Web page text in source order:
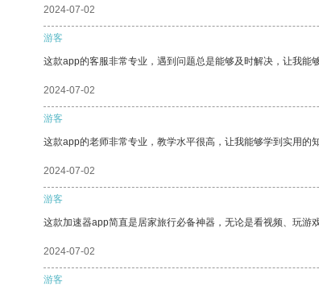
2024-07-02
游客
这款app的客服非常专业，遇到问题总是能够及时解决，让我能
2024-07-02
游客
这款app的老师非常专业，教学水平很高，让我能够学到实用的知
2024-07-02
游客
这款加速器app简直是居家旅行必备神器，无论是看视频、玩游
2024-07-02
游客